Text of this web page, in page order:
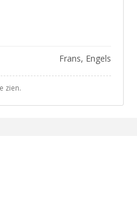
Frans, Engels
zien.